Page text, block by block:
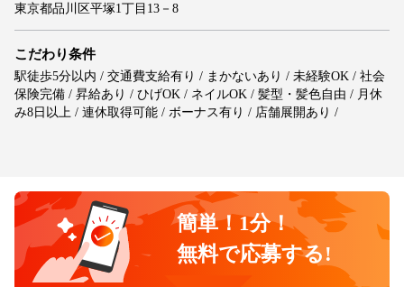
東京都品川区平塚1丁目13－8
こだわり条件
駅徒歩5分以内 / 交通費支給有り / まかないあり / 未経験OK / 社会
保険完備 / 昇給あり / ひげOK / ネイルOK / 髪型・髪色自由 / 月休
み8日以上 / 連休取得可能 / ボーナス有り / 店舗展開あり /
簡単！1分！
無料で応募する!